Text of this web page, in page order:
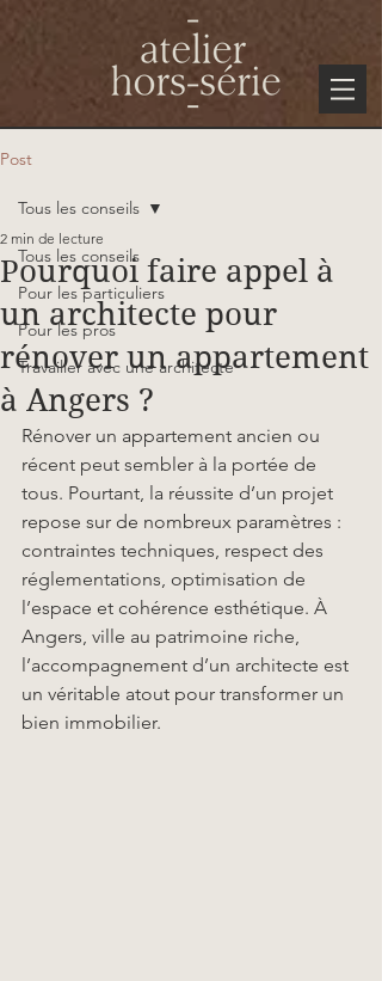
Post
Tous les conseils
Pour les particuliers
Pour les pros
Travailler avec une architecte
Tous les conseils
Pourquoi faire appel à
un architecte pour
rénover un appartement
à Angers ?
2 min de lecture
Rénover un appartement ancien ou
récent peut sembler à la portée de
tous. Pourtant, la réussite d’un projet
repose sur de nombreux paramètres :
contraintes techniques, respect des
réglementations, optimisation de
l’espace et cohérence esthétique. À
Angers, ville au patrimoine riche,
l’accompagnement d’un architecte est
un véritable atout pour transformer un
bien immobilier.